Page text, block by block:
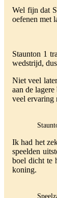
Wel fijn dat
oefenen met
Staunton 1
wedstrijd,
Niet veel
aan de
veel ervaring
Ik had het
speelden
boel dicht te
koning.